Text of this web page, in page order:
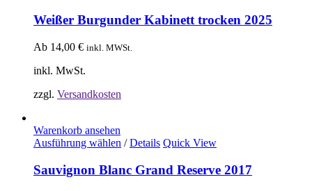
Weißer Burgunder Kabinett trocken 2025
Ab 14,00 € inkl. MWSt.
inkl. MwSt.
zzgl. Versandkosten
Warenkorb ansehen
Ausführung wählen / Details Quick View
Sauvignon Blanc Grand Reserve 2017